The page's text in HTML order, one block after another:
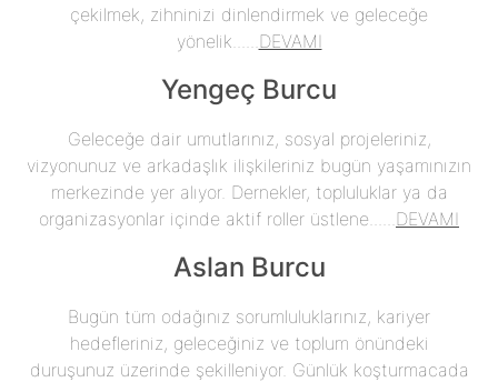
çekilmek, zihninizi dinlendirmek ve geleceğe
yönelik...... DEVAMI
Yengeç Burcu
Geleceğe dair umutlarınız, sosyal projeleriniz,
vizyonunuz ve arkadaşlık ilişkileriniz bugün yaşamınızın
merkezinde yer alıyor. Dernekler, topluluklar ya da
organizasyonlar içinde aktif roller üstlene...... DEVAMI
Aslan Burcu
Bugün tüm odağınız sorumluluklarınız, kariyer
hedefleriniz, geleceğiniz ve toplum önündeki
duruşunuz üzerinde şekilleniyor. Günlük koşturmacada